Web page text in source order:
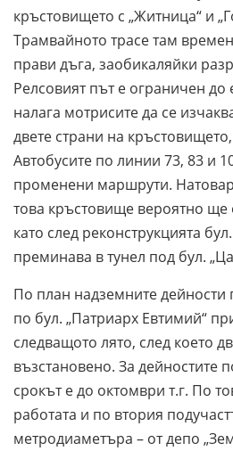
кръстовището с „Житница“ и
Трамвайното трасе там
прави дъга, заобикаляйки
Релсовият път е ограничен до
налага мотрисите да се
двете страни на
Автобусите по линии 73, 83 и
променени маршрути.
това кръстовище вероятно ще
като след реконструкцията
преминава в тунел под бул.
По план надземните дейности
по бул. „Патриарх Евтимий“
следващото лято, след което
възстановено. За дейностите
срокът е до октомври т.г. По
работата и по втория
метродиаметъра – от депо